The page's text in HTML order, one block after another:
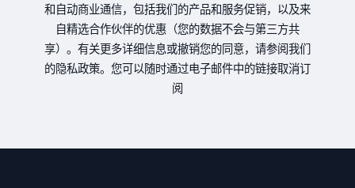
和自动商业通信，包括我们的产品和服务促销，以及来
自精选合作伙伴的优惠（您的数据不会与第三方共
享）。有关更多详细信息或撤销您的同意，请参阅我们
的隐私政策。您可以随时通过电子邮件中的链接取消订
阅